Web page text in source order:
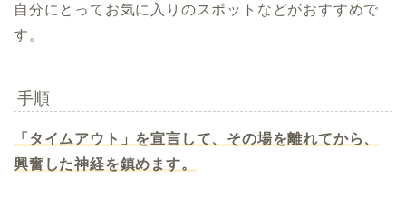
自分にとってお気に入りのスポットなどがおすすめで
す。
手順
「タイムアウト」を宣言して、その場を離れてから、
興奮した神経を鎮めます。